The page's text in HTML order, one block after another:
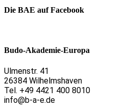
Die BAE auf Facebook
Budo-Akademie-Europa
Ulmenstr. 41
26384 Wilhelmshaven
Tel. +49 4421 400 8010
info@b-a-e.de